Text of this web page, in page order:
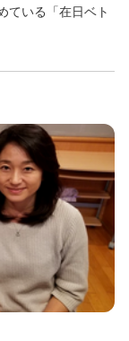
ている「在日ベト